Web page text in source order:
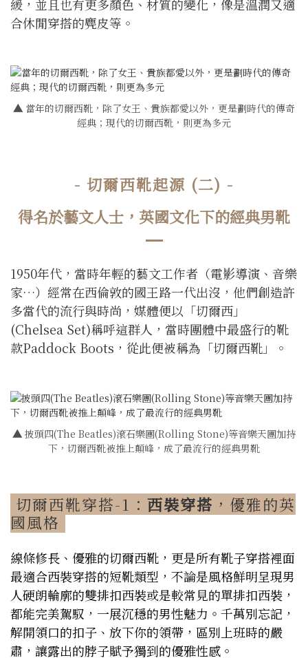
緩，並且也有更多顏色、材質的變化，像是溫潤又適
合休閒穿搭的麂皮等。
▲ 當年的切爾西靴，除了女王、貴族都愛以外，更是劃時代的傳奇
經典；現代的切爾西靴，則更為多元
- 切爾西靴起源 (二) -
得名於藝文人士，英國文化下的經典男靴
1950年代，當時年輕的藝文工作者（電影導演、音樂
家…）經常在西倫敦的國王路一代出沒，他們創造許
多當代的流行與時尚，媒體便以「切爾西」
(Chelsea Set)稱呼這群人，當時團體中最盛行的靴
款Paddock Boots，從此便被稱為「切爾西靴」。
▲ 披頭四(The Beatles)滾石樂團(Rolling Stone)等音樂天團加持
下，切爾西靴被推上顛峰，成了最流行的經典男靴
切爾西靴穿搭-1： 西裝穿搭 ，優雅的英
國風格
線條修長、優雅的切爾西靴，更是所有靴子穿搭裡面
最適合西裝穿搭的短靴類型，不論是風格鮮明呈現男
人硬朗輪廓的雙排扣西裝或是較常見的單排扣西裝，
都能完美駕馭，一展沉穩的男性魅力。千萬別忘記，
解開領口的扣子、放下你的領帶，區別上班時的嚴
肅，讓露出的脖子賦予獨到的優雅性感。